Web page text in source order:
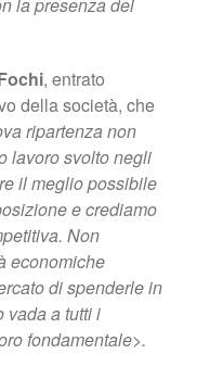
, entrato
della società, che
ripartenza non
lavoro svolto negli
il meglio possibile
e crediamo
Non
economiche
di spenderle in
vada a tutti i
fondamentale>.